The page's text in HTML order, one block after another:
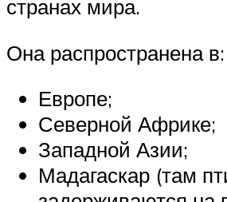
странах мира.
Она распространена в:
Европе;
Северной Африке;
Западной Азии;
Мадагаскар (там